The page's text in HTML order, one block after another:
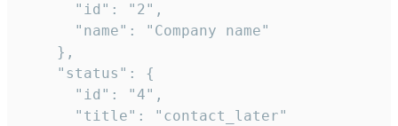
      "id": "2",
      "name": "Company name"
    },
    "status": {
      "id": "4",
      "title": "contact_later"